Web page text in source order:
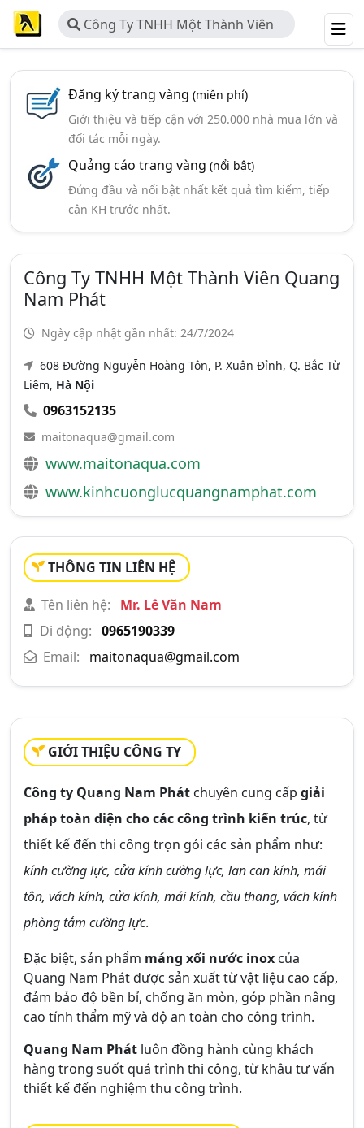
Công Ty TNHH Một Thành Viên
Quang Nam Phát
Đăng ký trang vàng (miễn phí)
Giới thiệu và tiếp cận với 250.000 nhà mua lớn và
đối tác mỗi ngày.
Quảng cáo trang vàng (nổi bật)
Đứng đầu và nổi bật nhất kết quả tìm kiếm, tiếp
cận KH trước nhất.
Công Ty TNHH Một Thành Viên Quang
Nam Phát
Ngày cập nhật gần nhất: 24/7/2024
608 Đường Nguyễn Hoàng Tôn, P. Xuân Đỉnh, Q. Bắc Từ
Liêm, Hà Nội
0963152135
maitonaqua@gmail.com
www.maitonaqua.com
www.kinhcuonglucquangnamphat.com
THÔNG TIN LIÊN HỆ
Tên liên hệ:
Mr. Lê Văn Nam
Di động: 0965190339
Email:
maitonaqua@gmail.com
GIỚI THIỆU CÔNG TY
Công ty Quang Nam Phát chuyên cung cấp giải
pháp toàn diện cho các công trình kiến trúc, từ
thiết kế đến thi công trọn gói các sản phẩm như:
kính cường lực, cửa kính cường lực, lan can kính, mái
tôn, vách kính, cửa kính, mái kính, cầu thang, vách kính
phòng tắm cường lực.
Đặc biệt, sản phẩm máng xối nước inox của
Quang Nam Phát được sản xuất từ vật liệu cao cấp,
đảm bảo độ bền bỉ, chống ăn mòn, góp phần nâng
cao tính thẩm mỹ và độ an toàn cho công trình.
Quang Nam Phát luôn đồng hành cùng khách
hàng trong suốt quá trình thi công, từ khâu tư vấn
thiết kế đến nghiệm thu công trình.